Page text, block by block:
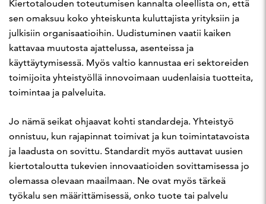
Kiertotalouden toteutumisen kannalta oleellista on, että
sen omaksuu koko yhteiskunta kuluttajista yrityksiin ja
julkisiin organisaatioihin. Uudistuminen vaatii kaiken
kattavaa muutosta ajattelussa, asenteissa ja
käyttäytymisessä. Myös valtio kannustaa eri sektoreiden
toimijoita yhteistyöllä innovoimaan uudenlaisia tuotteita,
toimintaa ja palveluita.
Jo nämä seikat ohjaavat kohti standardeja. Yhteistyö
onnistuu, kun rajapinnat toimivat ja kun toimintatavoista
ja laadusta on sovittu. Standardit myös auttavat uusien
kiertotaloutta tukevien innovaatioiden sovittamisessa jo
olemassa olevaan maailmaan. Ne ovat myös tärkeä
työkalu sen määrittämisessä, onko tuote tai palvelu